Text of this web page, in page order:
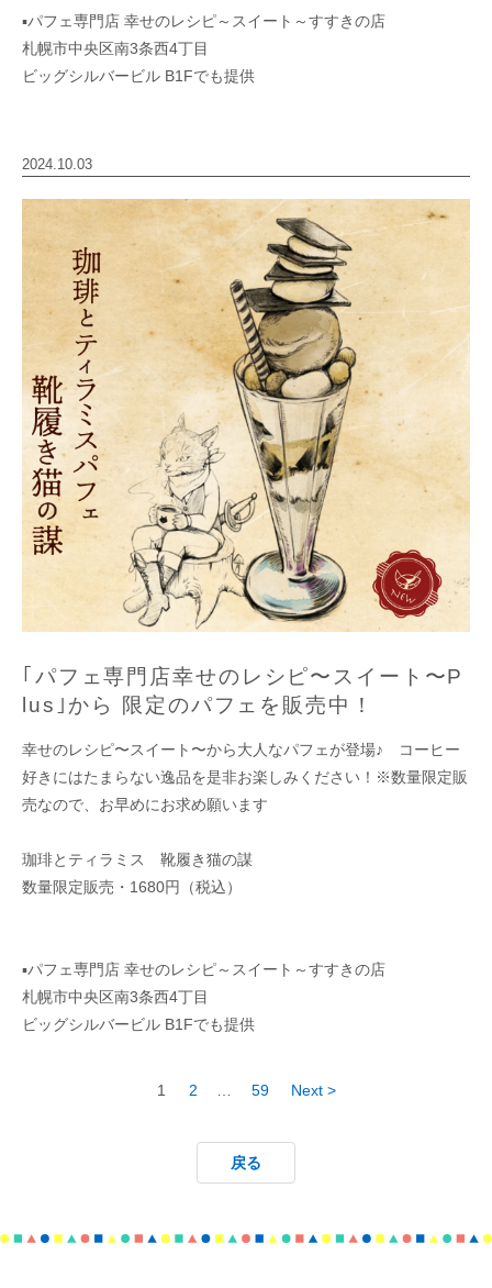
▪︎パフェ専門店 幸せのレシピ～スイート～すすきの店
札幌市中央区南3条西4丁目
ビッグシルバービル B1Fでも提供
2024.10.03
｢パフェ専門店幸せのレシピ〜スイート〜P
lus｣から 限定のパフェを販売中！
幸せのレシピ〜スイート〜から大人なパフェが登場♪ コーヒー
好きにはたまらない逸品を是非お楽しみください！※数量限定販
売なので、お早めにお求め願います
珈琲とティラミス 靴履き猫の謀
数量限定販売・1680円（税込）
▪︎パフェ専門店 幸せのレシピ～スイート～すすきの店
札幌市中央区南3条西4丁目
ビッグシルバービル B1Fでも提供
1 2 59 Next >
戻る